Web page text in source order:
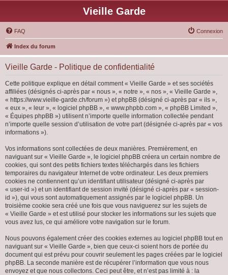
Vieille Garde
FAQ Connexion
Index du forum
Vieille Garde - Politique de confidentialité
Cette politique explique en détail comment « Vieille Garde » et ses sociétés
affiliées (désignés ci-après par « nous », « notre », « nos », « Vieille Garde »,
« https://www.vieille-garde.ch/forum ») et phpBB (désigné ci-après par « ils »,
« eux », « leur », « logiciel phpBB », « www.phpbb.com », « phpBB Limited »,
« Équipes phpBB ») utilisent n’importe quelle information collectée pendant
n’importe quelle session d’utilisation de votre part (désignée ci-après par « vos
informations »).
Vos informations sont collectées de deux manières. Premièrement, en
naviguant sur « Vieille Garde », le logiciel phpBB créera un certain nombre de
cookies, qui sont des petits fichiers textes téléchargés dans les fichiers
temporaires du navigateur Internet de votre ordinateur. Les deux premiers
cookies ne contiennent qu’un identifiant utilisateur (désigné ci-après par
« user-id ») et un identifiant de session invité (désigné ci-après par « session-
id »), qui vous sont automatiquement assignés par le logiciel phpBB. Un
troisième cookie sera créé une fois que vous naviguerez sur les sujets de
« Vieille Garde » et est utilisé pour stocker les informations sur les sujets que
vous avez lus, ce qui améliore votre navigation sur le forum.
Nous pouvons également créer des cookies externes au logiciel phpBB tout en
naviguant sur « Vieille Garde », bien que ceux-ci soient hors de portée du
document qui est prévu pour couvrir seulement les pages créées par le logiciel
phpBB. La seconde manière est de récupérer l’information que vous nous
envoyez et que nous collectons. Ceci peut être, et n’est pas limité à : la